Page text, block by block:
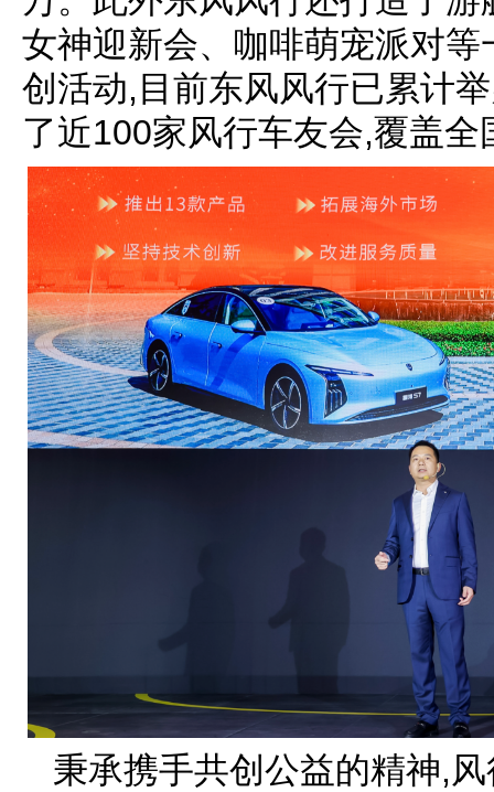
女神迎新会、咖啡萌宠派对
创活动,目前东风风行已累计
了近100家风行车友会,覆盖全
秉承携手共创公益的精神,